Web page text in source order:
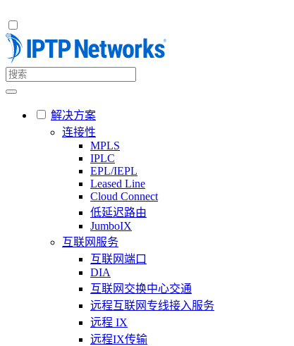
解决方案
连接性
MPLS
IPLC
EPL/IEPL
Leased Line
Cloud Connect
低延迟路由
JumboIX
互联网服务
互联网端口
DIA
互联网交换中心交通
远程互联网专线接入服务
远程 IX
远程IX传输